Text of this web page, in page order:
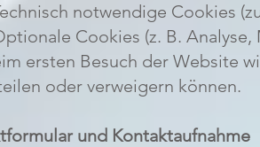
notwendige Cookies
Cookies (z. B.
ersten Besuch der Website
oder verweigern können.
und Kontaktaufnahme